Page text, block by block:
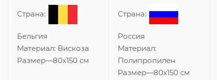
Страна:
Бельгия
Материал: Вискоза
Размер—80x150 см
Страна:
Россия
Материал:
Полипропилен
Размер—80x150 см